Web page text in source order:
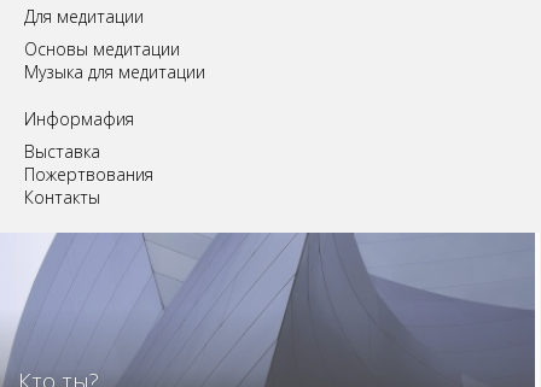
Для медитации
Основы медитации
Музыка для медитации
Информафия
Выставка
Пожертвования
Контакты
Кто ты?